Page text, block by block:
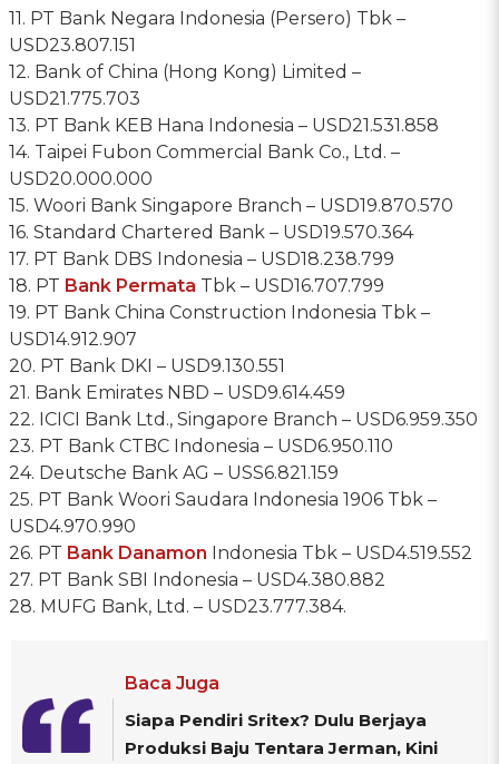
11. PT Bank Negara Indonesia (Persero) Tbk –
USD23.807.151
12. Bank of China (Hong Kong) Limited –
USD21.775.703
13. PT Bank KEB Hana Indonesia – USD21.531.858
14. Taipei Fubon Commercial Bank Co., Ltd. –
USD20.000.000
15. Woori Bank Singapore Branch – USD19.870.570
16. Standard Chartered Bank – USD19.570.364
17. PT Bank DBS Indonesia – USD18.238.799
18. PT Bank Permata Tbk – USD16.707.799
19. PT Bank China Construction Indonesia Tbk –
USD14.912.907
20. PT Bank DKI – USD9.130.551
21. Bank Emirates NBD – USD9.614.459
22. ICICI Bank Ltd., Singapore Branch – USD6.959.350
23. PT Bank CTBC Indonesia – USD6.950.110
24. Deutsche Bank AG – USS6.821.159
25. PT Bank Woori Saudara Indonesia 1906 Tbk –
USD4.970.990
26. PT Bank Danamon Indonesia Tbk – USD4.519.552
27. PT Bank SBI Indonesia – USD4.380.882
28. MUFG Bank, Ltd. – USD23.777.384.
Baca Juga
Siapa Pendiri Sritex? Dulu Berjaya
Produksi Baju Tentara Jerman, Kini